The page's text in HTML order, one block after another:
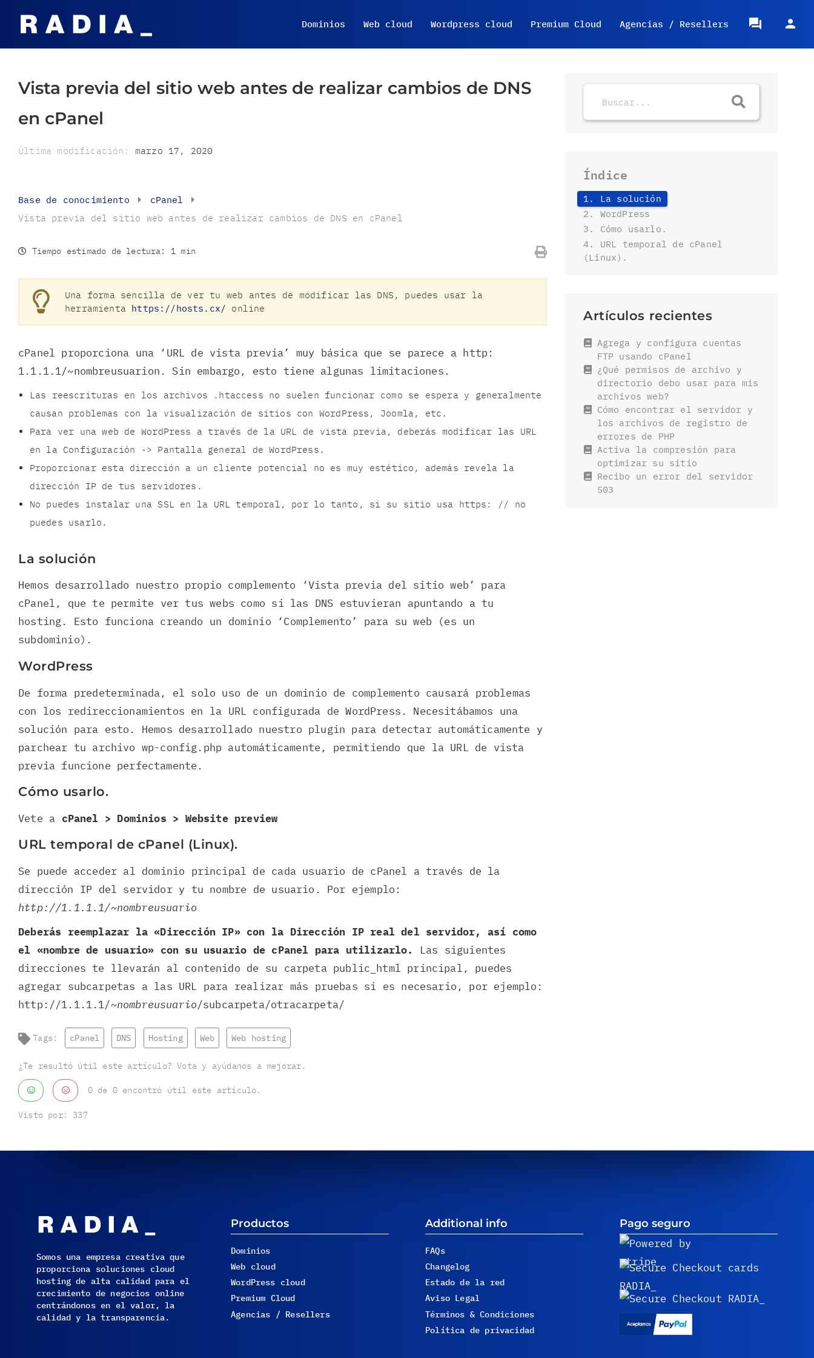
Dominios Web cloud Wordpress cloud Premium Cloud Agencias / Resellers
Vista previa del sitio web antes de realizar cambios de DNS
en cPanel
Última modificación: marzo 17, 2020
Base de conocimiento
cPanel
Vista previa del sitio web antes de realizar cambios de DNS en cPanel
Tiempo estimado de lectura: 1 min
Una forma sencilla de ver tu web antes de modificar las DNS, puedes usar la
herramienta https://hosts.cx/ online
cPanel proporciona una ‘URL de vista previa’ muy básica que se parece a http:
1.1.1.1/~nombreusuarion. Sin embargo, esto tiene algunas limitaciones.
Las reescrituras en los archivos .htaccess no suelen funcionar como se espera y generalmente
causan problemas con la visualización de sitios con WordPress, Joomla, etc.
Para ver una web de WordPress a través de la URL de vista previa, deberás modificar las URL
en la Configuración -> Pantalla general de WordPress.
Proporcionar esta dirección a un cliente potencial no es muy estético, además revela la
dirección IP de tus servidores.
No puedes instalar una SSL en la URL temporal, por lo tanto, si su sitio usa https: // no
puedes usarlo.
La solución
Hemos desarrollado nuestro propio complemento ‘Vista previa del sitio web’ para
cPanel, que te permite ver tus webs como si las DNS estuvieran apuntando a tu
hosting. Esto funciona creando un dominio ‘Complemento’ para su web (es un
subdominio).
WordPress
De forma predeterminada, el solo uso de un dominio de complemento causará problemas
con los redireccionamientos en la URL configurada de WordPress. Necesitábamos una
solución para esto. Hemos desarrollado nuestro plugin para detectar automáticamente y
parchear tu archivo wp-config.php automáticamente, permitiendo que la URL de vista
previa funcione perfectamente.
Cómo usarlo.
Vete a cPanel > Dominios > Website preview
URL temporal de cPanel (Linux).
Se puede acceder al dominio principal de cada usuario de cPanel a través de la
dirección IP del servidor y tu nombre de usuario. Por ejemplo:
http://1.1.1.1/~nombreusuario
Deberás reemplazar la «Dirección IP» con la Dirección IP real del servidor, así como
el «nombre de usuario» con su usuario de cPanel para utilizarlo.
Las siguientes
direcciones te llevarán al contenido de su carpeta public_html principal, puedes
agregar subcarpetas a las URL para realizar más pruebas si es necesario, por ejemplo:
http://1.1.1.1/~nombreusuario/subcarpeta/otracarpeta/
Tags: cPanel DNS Hosting Web Web hosting
¿Te resultó útil este artículo? Vota y ayúdanos a mejorar.
0 de 0 encontró útil este artículo.
Visto por: 337
Índice
1. La solución
2. WordPress
3. Cómo usarlo.
4. URL temporal de cPanel
(Linux).
Artículos recientes
Agrega y configura cuentas
FTP usando cPanel
¿Qué permisos de archivo y
directorio debo usar para mis
archivos web?
Cómo encontrar el servidor y
los archivos de registro de
errores de PHP
Activa la compresión para
optimizar su sitio
Recibo un error del servidor
503
Somos una empresa creativa que
proporciona soluciones cloud
hosting de alta calidad para el
crecimiento de negocios online
centrándonos en el valor, la
calidad y la transparencia.
Productos
Dominios
Web cloud
WordPress cloud
Premium Cloud
Agencias / Resellers
Additional info
FAQs
Changelog
Estado de la red
Aviso Legal
Términos & Condiciones
Política de privacidad
Pago seguro